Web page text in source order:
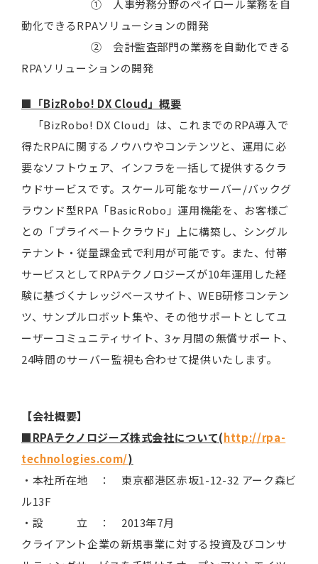
① 人事労務分野のペイロール業務を自
動化できるRPAソリューションの開発
② 会計監査部門の業務を自動化できる
RPAソリューションの開発
■「BizRobo! DX Cloud」概要
「BizRobo! DX Cloud」は、これまでのRPA導入で
得たRPAに関するノウハウやコンテンツと、運用に必
要なソフトウェア、インフラを一括して提供するクラ
ウドサービスです。スケール可能なサーバー/バックグ
ラウンド型RPA「BasicRobo」運用機能を、お客様ご
との「プライベートクラウド」上に構築し、シングル
テナント・従量課金式で利用が可能です。また、付帯
サービスとしてRPAテクノロジーズが10年運用した経
験に基づくナレッジベースサイト、WEB研修コンテン
ツ、サンプルロボット集や、その他サポートとしてユ
ーザーコミュニティサイト、3ヶ月間の無償サポート、
24時間のサーバー監視も合わせて提供いたします。
【会社概要】
■RPAテクノロジーズ株式会社について(http://rpa-
technologies.com/)
・本社所在地 ： 東京都港区赤坂1-12-32 アーク森ビ
ル13F
・設 立 ： 2013年7月
クライアント企業の新規事業に対する投資及びコンサ